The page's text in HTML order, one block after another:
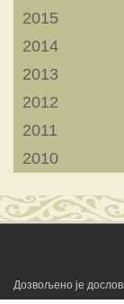
2015
2014
2013
2012
2011
2010
Дозвољено је